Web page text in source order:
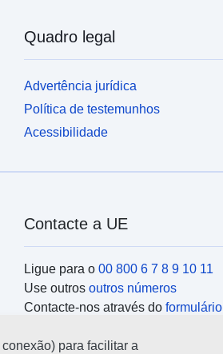
Quadro legal
Advertência jurídica
Política de testemunhos
Acessibilidade
Contacte a UE
Ligue para o 00 800 6 7 8 9 10 11
Use outros outros números
Contacte-nos através do formulário
para facilitar a